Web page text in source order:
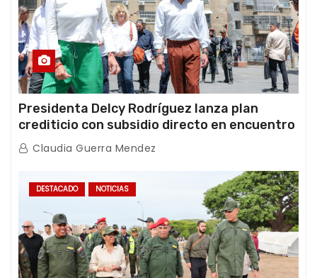
Presidenta Delcy Rodríguez lanza plan
crediticio con subsidio directo en encuentro
con Juntas de Condominio
Claudia Guerra Mendez
DESTACADO NOTICIAS